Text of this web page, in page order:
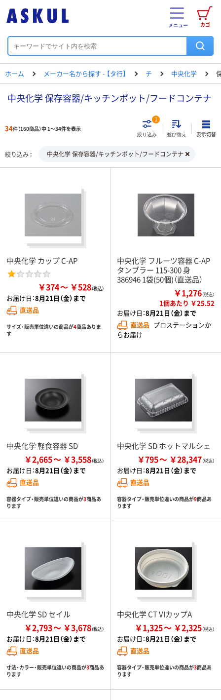
カゴ
メニュー
ホーム メーカー名から探す - 【タ行】 チ 中央化学
中央化学 保存容器/キッチンポット/フードコンテナ
34件（160商品）中 1～34件を表示
絞り込み
1
並び替え 表示切替
絞り込み 中央化学 保存容器/キッチンポット/フードコンテナ
中央化学 カップ C-AP
￥374 ￥528
お届け日：8月21日（金）まで
直送品
サイズ・販売単位違いの商品が4商品ありま
す
中央化学 フルーツ容器 C-AP
タンブラー 115-300 身
386946 1袋(50個)（直送品）
￥1,276（税込）
1個あたり ￥25.52
お届け日：8月21日（金）まで
直送品 プロステーションか
らお届け
中央化学 軽食容器 SD
￥2,665 ￥3,558
お届け日：8月21日（金）まで
直送品
容器タイプ・販売単位違いの商品が3商品あ
ります
中央化学 SD ホットマルシェ
￥795 ￥28,347
お届け日：8月21日（金）まで
直送品
容器タイプ・販売単位違いの商品が9商品あ
ります
中央化学 SD セイル
￥2,793 ￥3,678
お届け日：8月21日（金）まで
直送品
寸法・カラー・販売単位違いの商品が3商品あ
ります
中央化学 CT VIカップA
￥1,325 ￥2,325
お届け日：8月21日（金）まで
直送品
容器タイプ・販売単位違いの商品が3商品あ
ります